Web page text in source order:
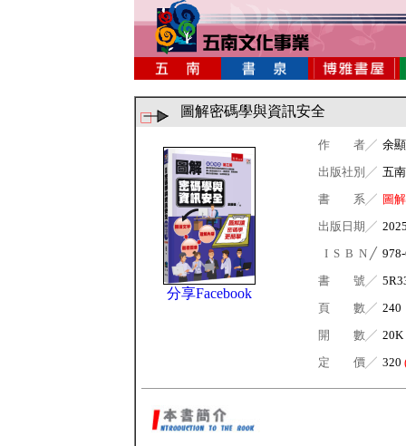
圖解密碼學與資訊安全
分享Facebook
作 者╱ 余
出版社別╱ 五南
書 系╱ 圖
出版日期╱
I S B N ╱
書 號╱
頁 數╱ 240
開 數╱ 20K
定 價╱ 320